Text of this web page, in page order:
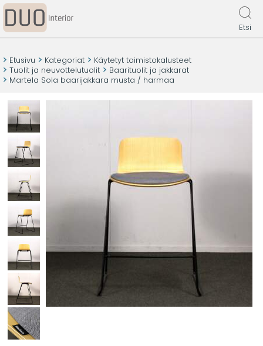
Etsi
Etusivu Kategoriat
Käytetyt toimistokalusteet
Tuolit ja neuvottelutuolit
Baarituolit ja jakkarat
Martela Sola baarijakkara musta / harmaa